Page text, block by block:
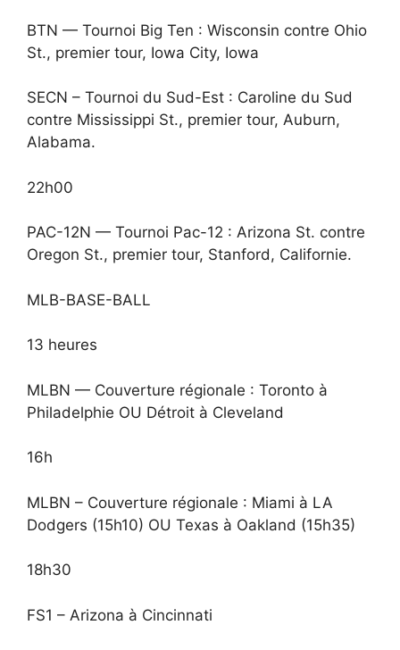
BTN — Tournoi Big Ten : Wisconsin contre Ohio
St., premier tour, Iowa City, Iowa
SECN – Tournoi du Sud-Est : Caroline du Sud
contre Mississippi St., premier tour, Auburn,
Alabama.
22h00
PAC-12N — Tournoi Pac-12 : Arizona St. contre
Oregon St., premier tour, Stanford, Californie.
MLB-BASE-BALL
13 heures
MLBN — Couverture régionale : Toronto à
Philadelphie OU Détroit à Cleveland
16h
MLBN – Couverture régionale : Miami à LA
Dodgers (15h10) OU Texas à Oakland (15h35)
18h30
FS1 – Arizona à Cincinnati